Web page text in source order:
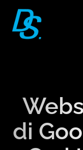
content
di